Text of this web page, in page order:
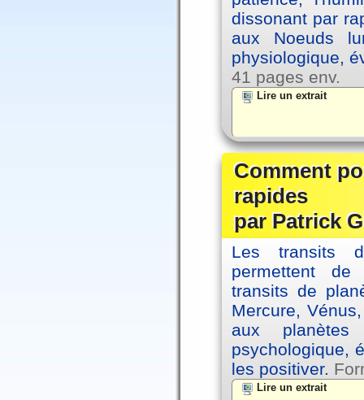
dissonant par
aux Noeuds
physiologique,
41 pages env.
Lire un extrait
Comment
rapides
par Patrick
Les transits
permettent de
transits de
Mercure,
aux
psychologique,
les positiver.
Lire un extrait